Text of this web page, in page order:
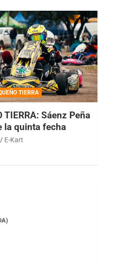
TIERRA
TIERRA: Sáenz Peña
la quinta fecha
E-Kart